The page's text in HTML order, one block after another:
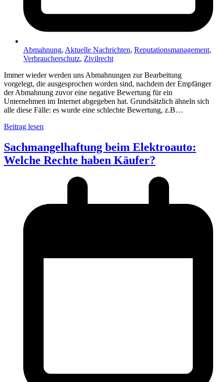
Abmahnung, Aktuelle Nachrichten, Reputationsmanagement,
Verbraucherschutz, Zivilrecht
Immer wieder werden uns Abmahnungen zur Bearbeitung
vorgelegt, die ausgesprochen worden sind, nachdem der Empfänger
der Abmahnung zuvor eine negative Bewertung für ein
Unternehmen im Internet abgegeben hat. Grundsätzlich ähneln sich
alle diese Fälle: es wurde eine schlechte Bewertung, z.B…
Beitrag lesen
Sachmangelhaftung beim Elektroauto:
Welche Rechte haben Käufer?